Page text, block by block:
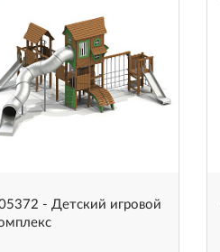
- Детский игровой